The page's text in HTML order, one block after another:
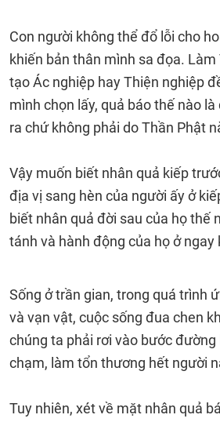
Con người không thể đổ lỗi cho
khiến bản thân mình sa đọa.
tạo Ác nghiệp hay Thiện nghiệp
mình chọn lấy, quả báo thế nào
ra chứ không phải do Thần Phật
Vậy muốn biết nhân quả kiếp
địa vị sang hèn của người ấy ở
biết nhân quả đời sau của họ thế
tánh và hành động của họ ở ngay
Sống ở trần gian, trong quá trình
và vạn vật, cuộc sống đua chen
chúng ta phải rơi vào bước
chạm, làm tổn thương hết người
Tuy nhiên, xét về mặt nhân quả